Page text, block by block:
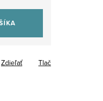
Tlač
Zdieľať